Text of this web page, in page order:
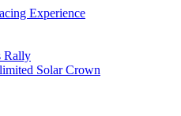
Experience
Rally
Solar Crown